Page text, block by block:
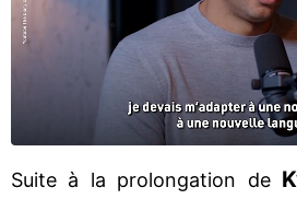
Suite à la prolongation de